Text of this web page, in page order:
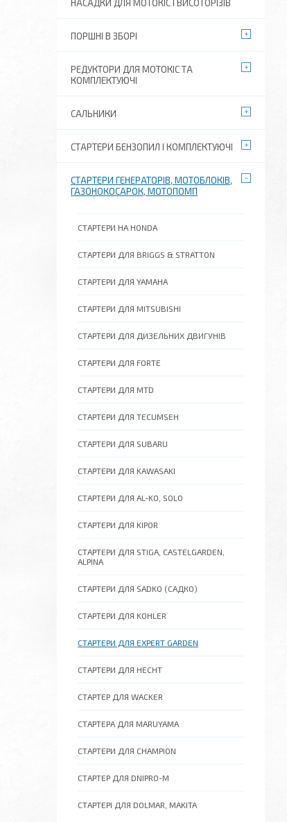
НАСАДКИ ДЛЯ МОТОКІС І ВИСОТОРІЗІВ
ПОРШНІ В ЗБОРІ
РЕДУКТОРИ ДЛЯ МОТОКІС ТА
КОМПЛЕКТУЮЧІ
САЛЬНИКИ
СТАРТЕРИ БЕНЗОПИЛ І КОМПЛЕКТУЮЧІ
СТАРТЕРИ ГЕНЕРАТОРІВ, МОТОБЛОКІВ,
ГАЗОНОКОСАРОК, МОТОПОМП
СТАРТЕРИ НА HONDA
СТАРТЕРИ ДЛЯ BRIGGS & STRATTON
СТАРТЕРИ ДЛЯ YAMAHA
СТАРТЕРИ ДЛЯ MITSUBISHI
СТАРТЕРИ ДЛЯ ДИЗЕЛЬНИХ ДВИГУНІВ
СТАРТЕРИ ДЛЯ FORTE
СТАРТЕРИ ДЛЯ MTD
СТАРТЕРИ ДЛЯ TECUMSEH
СТАРТЕРИ ДЛЯ SUBARU
СТАРТЕРИ ДЛЯ KAWASAKI
СТАРТЕРИ ДЛЯ AL-KO, SOLO
СТАРТЕРИ ДЛЯ KIPOR
СТАРТЕРИ ДЛЯ STIGA, CASTELGARDEN,
ALPINA
СТАРТЕРИ ДЛЯ SADKO (САДКО)
СТАРТЕРИ ДЛЯ KOHLER
СТАРТЕРИ ДЛЯ EXPERT GARDEN
СТАРТЕРИ ДЛЯ HECHT
СТАРТЕР ДЛЯ WACKER
СТАРТЕРА ДЛЯ MARUYAMA
СТАРТЕРИ ДЛЯ CHAMPION
СТАРТЕР ДЛЯ DNIPRO-M
СТАРТЕРІ ДЛЯ DOLMAR, MAKITA